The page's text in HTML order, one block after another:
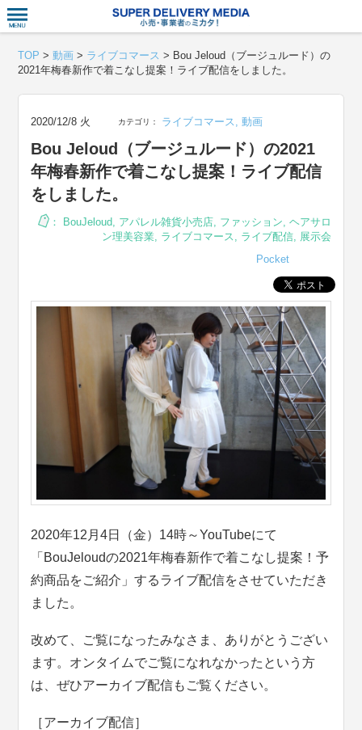
TOP >動画 > ライブコマース > Bou Jeloud（ブージュルード）の
2021年梅春新作で着こなし提案！ライブ配信をしました。
2020/12/8 火 カテゴリ： ライブコマース,動画
Bou Jeloud（ブージュルード）の2021
年梅春新作で着こなし提案！ライブ配信
をしました。
： BouJeloud, アパレル雑貨小売店, ファッション, ヘアサロ
ン理美容業, ライブコマース, ライブ配信, 展示会
Pocket
2020年12月4日（金）14時～YouTubeにて
「BouJeloudの2021年梅春新作で着こなし提案！予
約商品をご紹介」するライブ配信をさせていただき
ました。
改めて、ご覧になったみなさま、ありがとうござい
ます。オンタイムでご覧になれなかったという方
は、ぜひアーカイブ配信もご覧ください。
［アーカイブ配信］